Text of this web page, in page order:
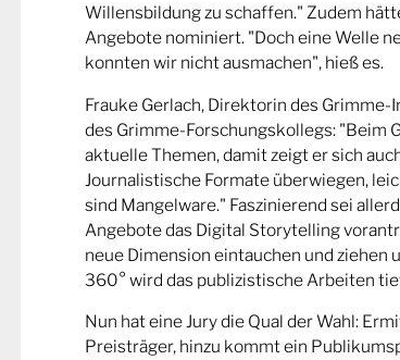
Willensbildung zu schaffen." Zudem
Angebote nominiert. "Doch eine Welle
konnten wir nicht ausmachen", hieß es.
Frauke Gerlach, Direktorin des
des Grimme-Forschungskollegs: "Beim
aktuelle Themen, damit zeigt er sich
Journalistische Formate überwiegen,
sind Mangelware." Faszinierend sei
Angebote das Digital Storytelling
neue Dimension eintauchen und ziehen
360° wird das publizistische Arbeiten
Nun hat eine Jury die Qual der Wahl:
Preisträger, hinzu kommt ein